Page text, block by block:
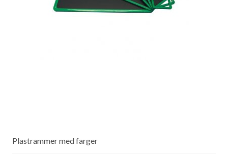
Plastrammer med farger